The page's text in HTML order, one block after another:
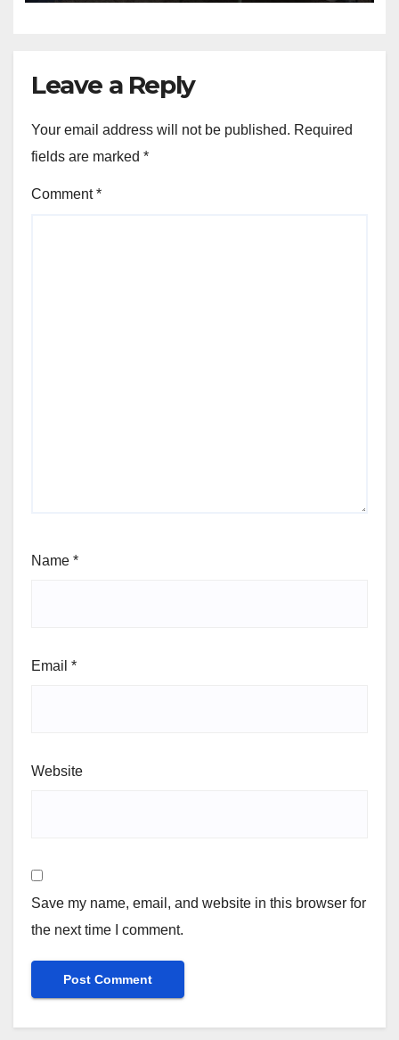
Leave a Reply
Your email address will not be published. Required
fields are marked *
Comment*
Name *
Email *
Website
Save my name, email, and website in this browser for
the next time I comment.